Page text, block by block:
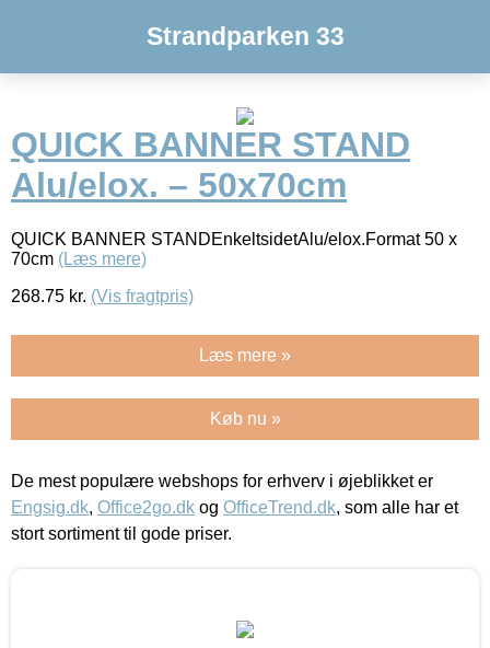
Strandparken 33
QUICK BANNER STAND
Alu/elox. – 50x70cm
QUICK BANNER STANDEnkeltsidetAlu/elox.Format 50 x
70cm (Læs mere)
268.75 kr. (Vis fragtpris)
Læs mere »
Køb nu »
De mest populære webshops for erhverv i øjeblikket er
Engsig.dk, Office2go.dk og OfficeTrend.dk, som alle har et
stort sortiment til gode priser.